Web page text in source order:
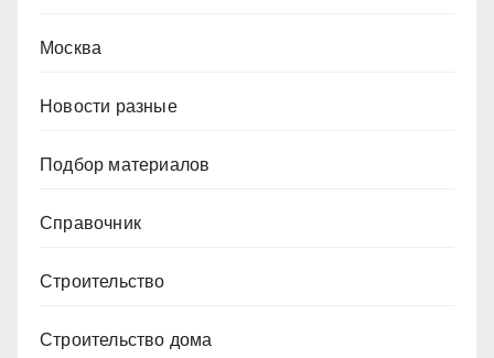
Москва
Новости разные
Подбор материалов
Справочник
Строительство
Строительство дома